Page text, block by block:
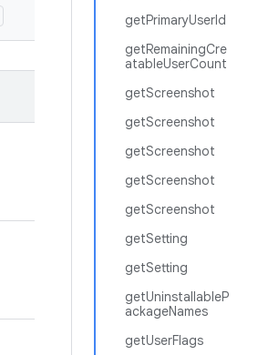
getPrimaryUserId
getRemainingCre
atableUserCount
getScreenshot
getScreenshot
getScreenshot
getScreenshot
getScreenshot
getSetting
getSetting
getUninstallableP
ackageNames
getUserFlags